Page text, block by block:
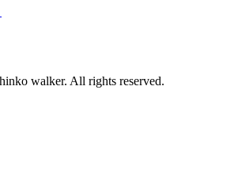
walker. All rights reserved.